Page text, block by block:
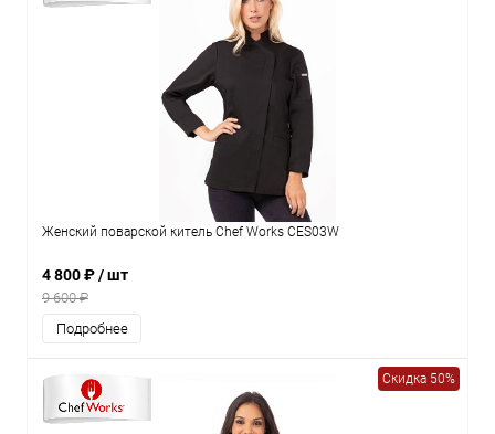
Женский поварской китель Chef Works CES03W
4 800 ₽/ шт
9 600 ₽
Подробнее
Скидка 50%